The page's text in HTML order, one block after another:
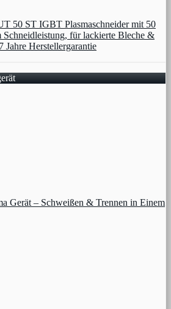
50 ST IGBT Plasmaschneider mit 50
Schneidleistung, für lackierte Bleche &
Jahre Herstellergarantie
Gerät – Schweißen & Trennen in Einem